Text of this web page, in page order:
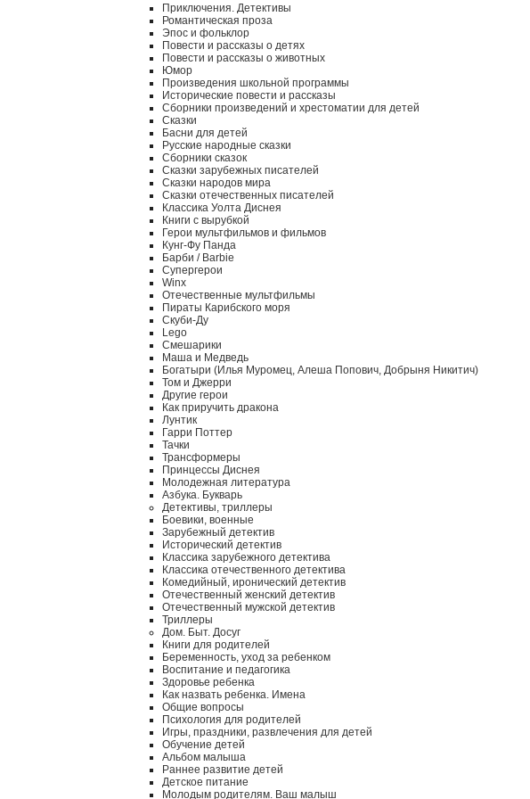
Приключения. Детективы
Романтическая проза
Эпос и фольклор
Повести и рассказы о детях
Повести и рассказы о животных
Юмор
Произведения школьной программы
Исторические повести и рассказы
Сборники произведений и хрестоматии для детей
Сказки
Басни для детей
Русские народные сказки
Сборники сказок
Сказки зарубежных писателей
Сказки народов мира
Сказки отечественных писателей
Классика Уолта Диснея
Книги с вырубкой
Герои мультфильмов и фильмов
Кунг-Фу Панда
Барби / Barbie
Супергерои
Winx
Отечественные мультфильмы
Пираты Карибского моря
Скуби-Ду
Lego
Смешарики
Маша и Медведь
Богатыри (Илья Муромец, Алеша Попович, Добрыня Никитич)
Том и Джерри
Другие герои
Как приручить дракона
Лунтик
Гарри Поттер
Тачки
Трансформеры
Принцессы Диснея
Молодежная литература
Азбука. Букварь
Детективы, триллеры
Боевики, военные
Зарубежный детектив
Исторический детектив
Классика зарубежного детектива
Классика отечественного детектива
Комедийный, иронический детектив
Отечественный женский детектив
Отечественный мужской детектив
Триллеры
Дом. Быт. Досуг
Книги для родителей
Беременность, уход за ребенком
Воспитание и педагогика
Здоровье ребенка
Как назвать ребенка. Имена
Общие вопросы
Психология для родителей
Игры, праздники, развлечения для детей
Обучение детей
Альбом малыша
Раннее развитие детей
Детское питание
Молодым родителям. Ваш малыш